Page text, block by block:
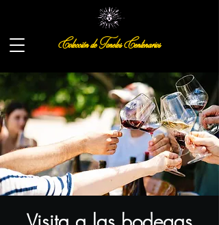
Colección de Toneles Centenarios